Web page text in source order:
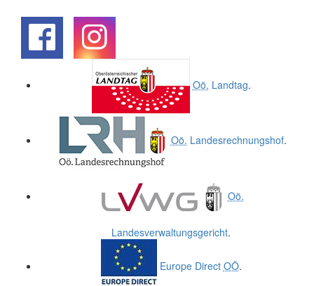
Oö. Landtag.
Oö. Landesrechnungshof.
Oö.
Landesverwaltungsgericht.
Europe Direct OÖ.